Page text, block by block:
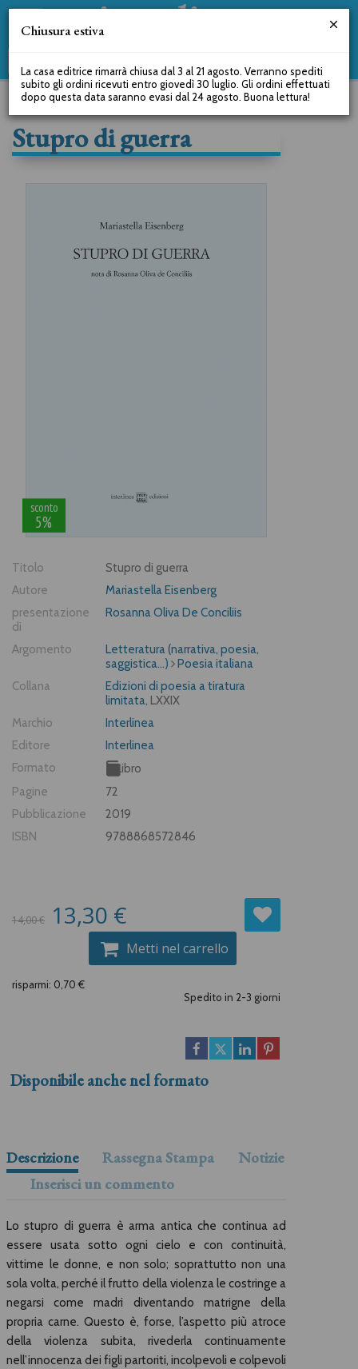
Stupro di guerra
sconto
5%
Titolo
Stupro di guerra
Autore
Mariastella Eisenberg
presentazione
di
Rosanna Oliva De Conciliis
Argomento
Letteratura (narrativa, poesia,
saggistica...)
Poesia italiana
Collana
Edizioni di poesia a tiratura
limitata, LXXIX
Marchio
Interlinea
Editore
Interlinea
Formato
Libro
Pagine
72
Pubblicazione
2019
ISBN
9788868572846
14,00 € 13,30 €
Metti nel carrello
risparmi: 0,70 €
Spedito in 2-3 giorni
Disponibile anche nel formato
Descrizione Rassegna Stampa
Notizie
Inserisci un commento
Lo stupro di guerra è arma antica che continua ad
essere usata sotto ogni cielo e con continuità,
vittime le donne, e non solo; soprattutto non una
sola volta, perché il frutto della violenza le costringe a
negarsi come madri diventando matrigne della
propria carne. Questo è, forse, l’aspetto più atroce
della violenza subita, rivederla continuamente
nell’innocenza dei figli partoriti, incolpevoli e colpevoli
Chiusura estiva
La casa editrice rimarrà chiusa dal 3 al 21 agosto. Verranno spediti
subito gli ordini ricevuti entro giovedì 30 luglio. Gli ordini effettuati
dopo questa data saranno evasi dal 24 agosto. Buona lettura!